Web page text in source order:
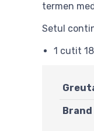
termen
Setul
1 cutit
Brand